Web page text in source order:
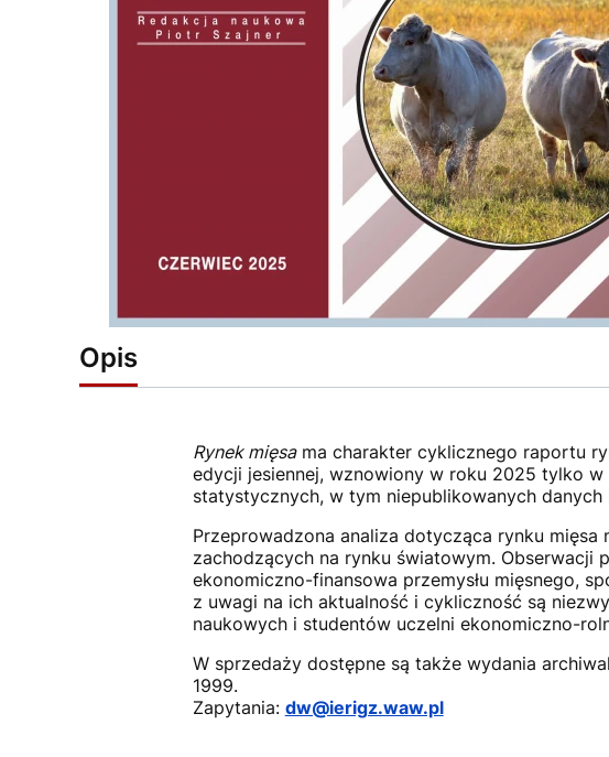
Opis
Rynek mięsama charakter cyklicznego raportu
edycji jesiennej, wznowiony w roku 2025 tylko
statystycznych, w tym niepublikowanych danych
Przeprowadzona analiza dotycząca rynku
zachodzących na rynku światowym. Obserwacji
ekonomiczno-finansowa przemysłu mięsnego,
z uwagi na ich aktualność i cykliczność są
naukowych i studentów uczelni ekonomiczno-
W sprzedaży dostępne są także wydania
1999.
Zapytania: dw@ierigz.waw.pl